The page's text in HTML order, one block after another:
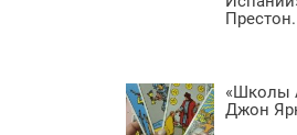
«Школы
Джон